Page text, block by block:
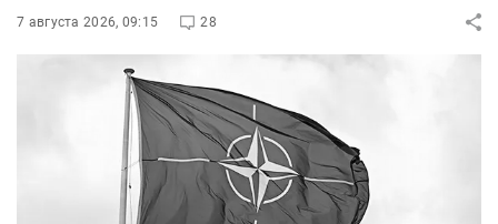
7 августа 2026, 09:15 28